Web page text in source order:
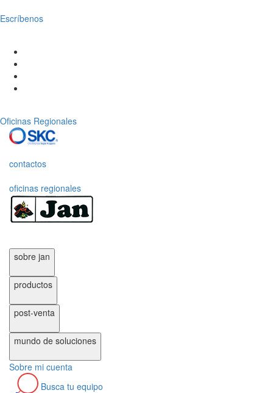
Escríbenos
Oficinas Regionales
contactos
oficinas regionales
sobre jan
productos
post-venta
mundo de soluciones
Sobre mi cuenta
Busca tu equipo